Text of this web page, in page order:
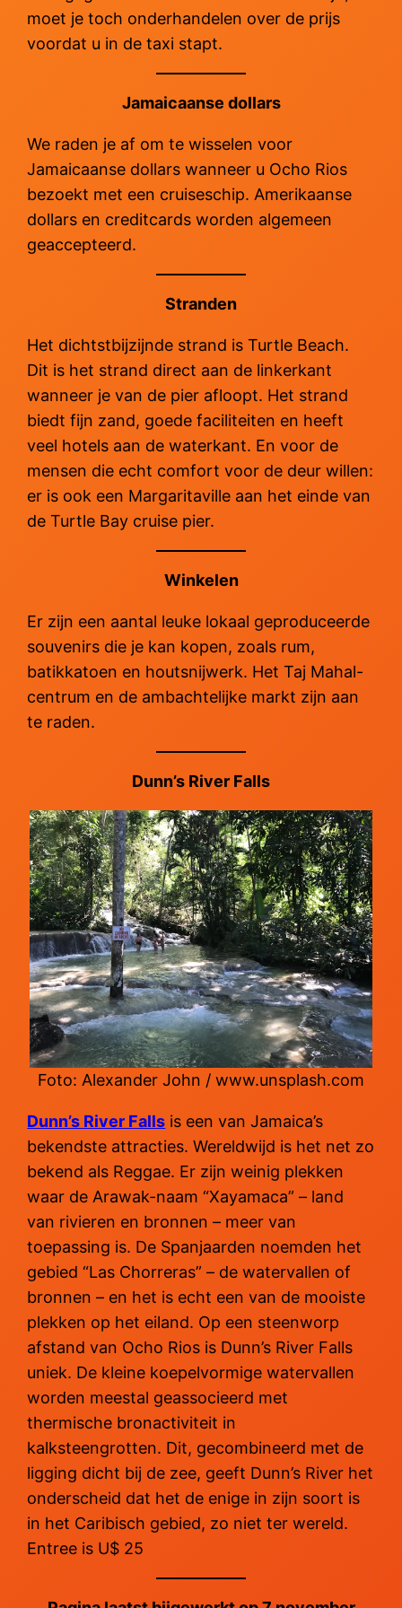
moet je toch onderhandelen over de prijs
voordat u in de taxi stapt.
Jamaicaanse dollars
We raden je af om te wisselen voor
Jamaicaanse dollars wanneer u Ocho Rios
bezoekt met een cruiseschip. Amerikaanse
dollars en creditcards worden algemeen
geaccepteerd.
Stranden
Het dichtstbijzijnde strand is Turtle Beach.
Dit is het strand direct aan de linkerkant
wanneer je van de pier afloopt. Het strand
biedt fijn zand, goede faciliteiten en heeft
veel hotels aan de waterkant. En voor de
mensen die echt comfort voor de deur willen:
er is ook een Margaritaville aan het einde van
de Turtle Bay cruise pier.
Winkelen
Er zijn een aantal leuke lokaal geproduceerde
souvenirs die je kan kopen, zoals rum,
batikkatoen en houtsnijwerk. Het Taj Mahal-
centrum en de ambachtelijke markt zijn aan
te raden.
Dunn’s River Falls
Foto: Alexander John / www.unsplash.com
Dunn’s River Falls is een van Jamaica’s
bekendste attracties. Wereldwijd is het net zo
bekend als Reggae. Er zijn weinig plekken
waar de Arawak-naam “Xayamaca” – land
van rivieren en bronnen – meer van
toepassing is. De Spanjaarden noemden het
gebied “Las Chorreras” – de watervallen of
bronnen – en het is echt een van de mooiste
plekken op het eiland. Op een steenworp
afstand van Ocho Rios is Dunn’s River Falls
uniek. De kleine koepelvormige watervallen
worden meestal geassocieerd met
thermische bronactiviteit in
kalksteengrotten. Dit, gecombineerd met de
ligging dicht bij de zee, geeft Dunn’s River het
onderscheid dat het de enige in zijn soort is
in het Caribisch gebied, zo niet ter wereld.
Entree is U$ 25